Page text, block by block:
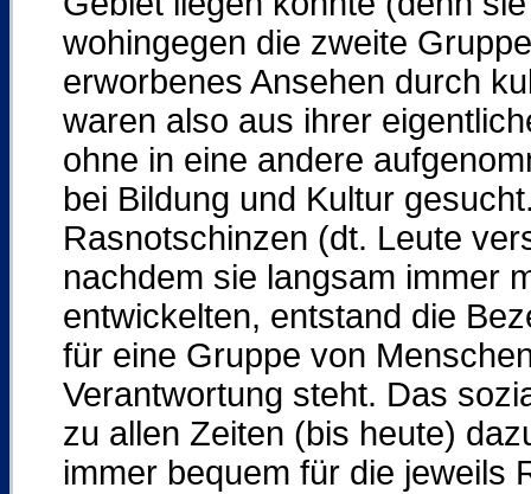
wohingegen die zweite
erworbenes Ansehen durch
waren also aus ihrer
ohne in eine andere
bei Bildung und Kultur
Rasnotschinzen (dt. Leute
nachdem sie langsam immer
entwickelten, entstand die
für eine Gruppe von
Verantwortung steht. Das
zu allen Zeiten (bis heute)
immer bequem für die jeweils